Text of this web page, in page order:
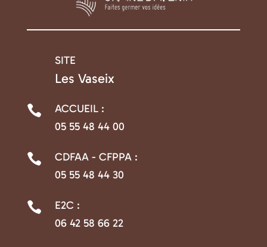
SITE
Les Vaseix

ACCUEIL :
05 55 48 44 00

CDFAA - CFPPA :
05 55 48 44 30

E2C :
06 42 58 66 22